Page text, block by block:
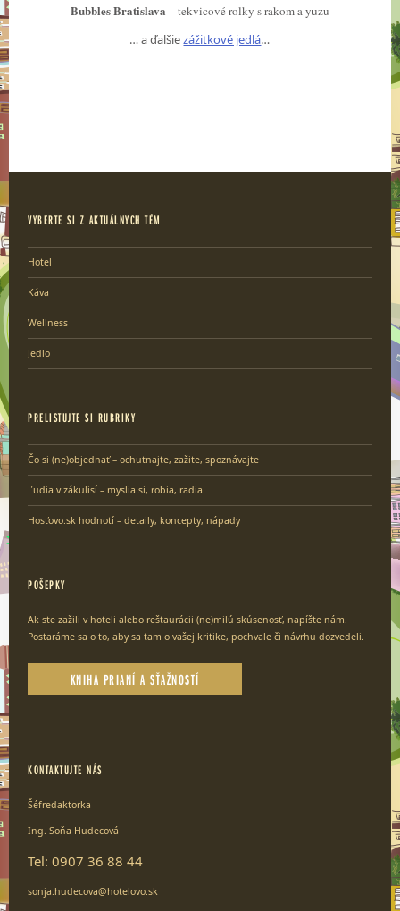
Bubbles Bratislava – tekvicové rolky s rakom a yuzu
… a ďalšiezážitkové jedlá…
VYBERTE SI Z AKTUÁLNYCH TÉM
Hotel
Káva
Wellness
Jedlo
PRELISTUJTE SI RUBRIKY
Čo si (ne)objednať – ochutnajte, zažite, spoznávajte
Ľudia v zákulisí – myslia si, robia, radia
Hosťovo.sk hodnotí – detaily, koncepty, nápady
POŠEPKY
Ak ste zažili v hoteli alebo reštaurácii (ne)milú skúsenosť, napíšte nám.
Postaráme sa o to, aby sa tam o vašej kritike, pochvale či návrhu dozvedeli.
KNIHA PRIANÍ A SŤAŽNOSTÍ
KONTAKTUJTE NÁS
Šéfredaktorka
Ing. Soňa Hudecová
Tel: 0907 36 88 44
sonja.hudecova@hotelovo.sk